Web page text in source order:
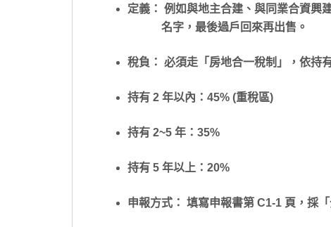
定義： 例如與地主合建、與同業合資興
名字，最後過戶回來再出售。
稅負： 必須走「房地合一稅制」，依持
持有 2 年以內：45% (重稅區)
持有 2~5 年：35%
持有 5 年以上：20%
申報方式： 填寫申報書第 C1-1 頁，採